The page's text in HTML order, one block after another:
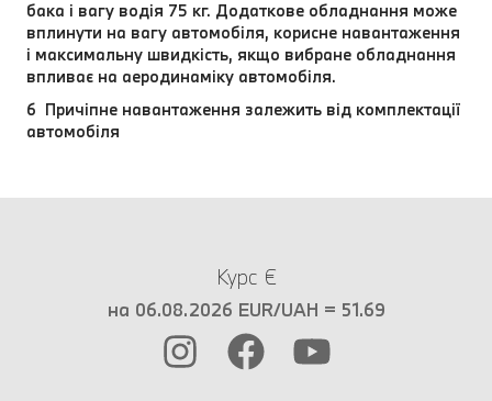
бака і вагу водія 75 кг. Додаткове обладнання може
вплинути на вагу автомобіля, корисне навантаження
і максимальну швидкість, якщо вибране обладнання
впливає на аеродинаміку автомобіля.
6 Причіпне навантаження залежить від комплектації
автомобіля
Курс €
на 06.08.2026 EUR/UAH = 51.69